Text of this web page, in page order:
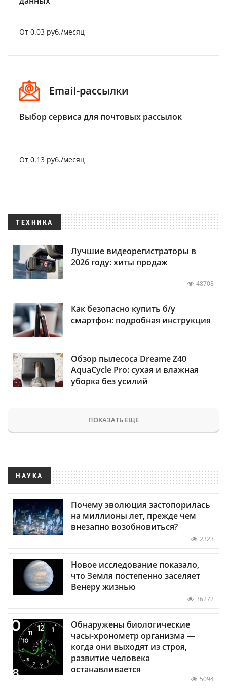
От 0.03 руб./месяц
Email-рассылки
Выбор сервиса для почтовых рассылок
От 0.13 руб./месяц
ТЕХНИКА
Лучшие видеорегистраторы в
2026 году: хиты продаж
48708
Как безопасно купить б/у
смартфон: подробная инструкция
Обзор пылесоса Dreame Z40
AquaCycle Pro: сухая и влажная
уборка без усилий
ПОКАЗАТЬ ЕЩЕ
НАУКА
Почему эволюция застопорилась
на миллионы лет, прежде чем
внезапно возобновиться?
2323
Новое исследование показало,
что Земля постепенно заселяет
Венеру жизнью
36272
Обнаружены биологические
часы-хронометр организма —
когда они выходят из строя,
развитие человека
останавливается
5094